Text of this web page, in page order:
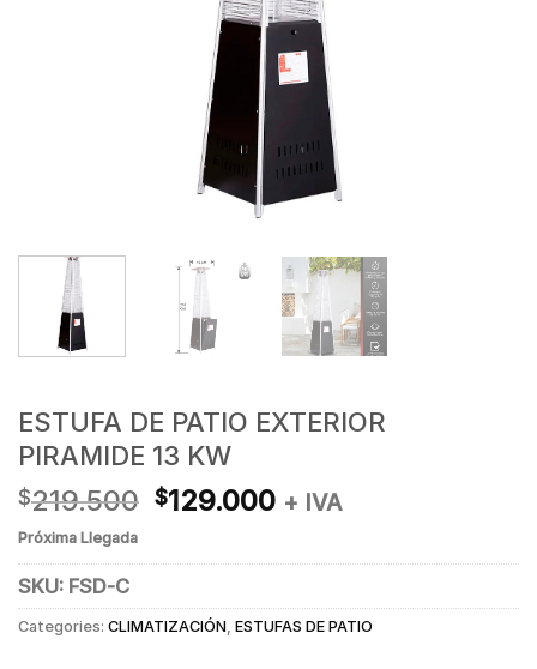
ESTUFA DE PATIO EXTERIOR
PIRAMIDE 13 KW
$219.500 $129.000 + IVA
Próxima Llegada
SKU: FSD-C
Categories: CLIMATIZACIÓN ESTUFAS DE PATIO